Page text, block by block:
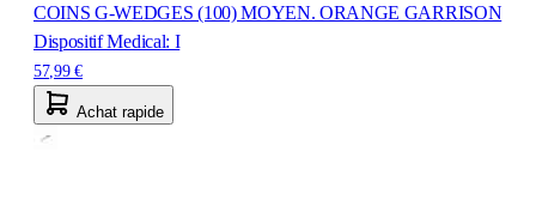
COINS G-WEDGES (100) MOYEN. ORANGE GARRISON
Dispositif Medical: I
57,99 €
Achat rapide